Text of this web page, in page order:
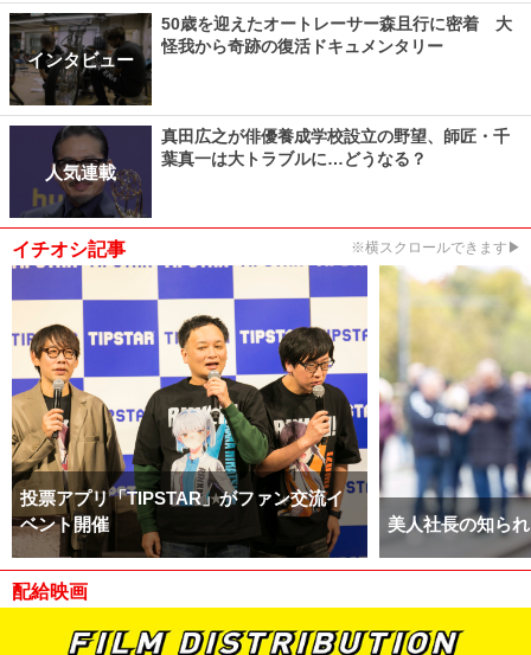
インタビュー
50歳を迎えたオートレーサー森且行に密着 大
怪我から奇跡の復活ドキュメンタリー
人気連載
真田広之が俳優養成学校設立の野望、師匠・千
葉真一は大トラブルに…どうなる？
イチオシ記事 ※横スクロールできます▶
投票アプリ「TIPSTAR」がファン交流イ
ベント開催
美人社長の知ら
配給映画